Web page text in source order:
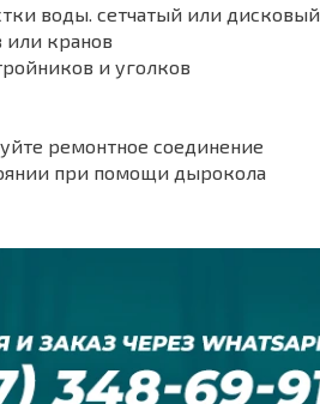
воды. сетчатый или дисковый
кранов
и уголков
ремонтное соединение
при помощи дырокола